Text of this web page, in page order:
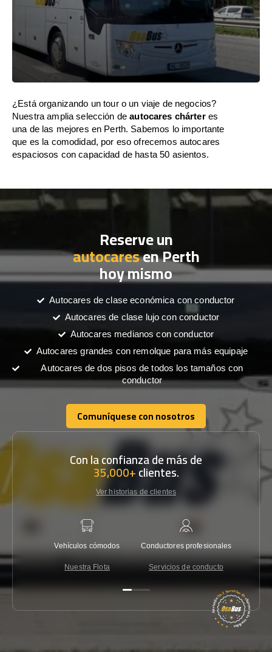
¿Está organizando un tour o un viaje de negocios?
Nuestra amplia selección deautocares chárteres
una de las mejores en Perth. Sabemos lo importante
que es la comodidad, por eso ofrecemos autocares
espaciosos con capacidad de hasta 50 asientos.
Reserve un
autocaresen Perth
hoy mismo
Autocares de clase económica con conductor
Autocares de clase lujo con conductor
Autocares medianos con conductor
Autocares grandes con remolque para más equipaje
Autocares de dos pisos de todos los tamaños con
conductor
Comuníquese con nosotros
Comuníquese con nosotros
Con la confianza de más de
35,000+clientes.
Ver historias de clientes
Vehículos cómodos
Nuestra Flota
Conductores profesionales
Servicios de conducto